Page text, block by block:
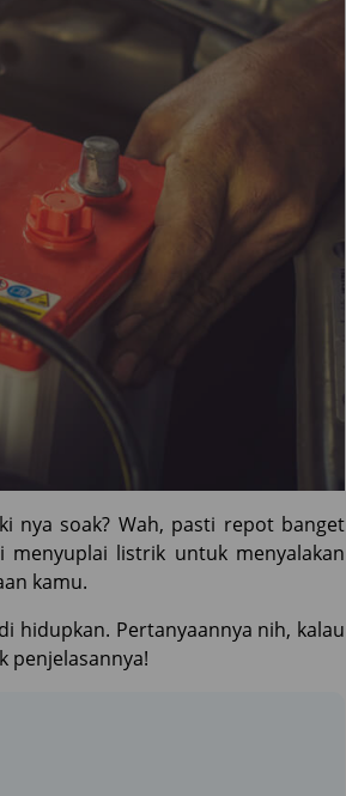
nya soak? Wah, pasti repot banget
menyuplai listrik untuk menyalakan
kamu.
hidupkan. Pertanyaannya nih, kalau
penjelasannya!